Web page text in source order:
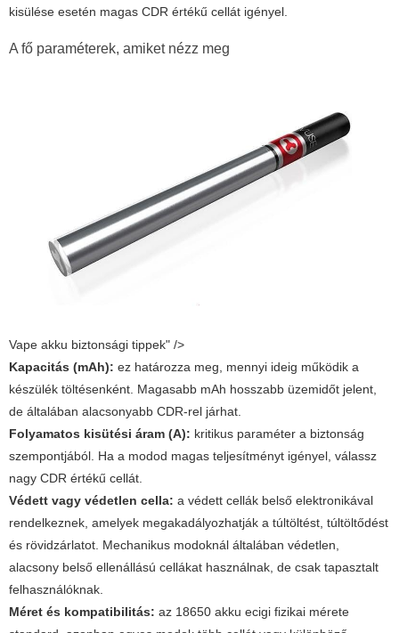
kisülése esetén magas CDR értékű cellát igényel.
A fő paraméterek, amiket nézz meg
Vape akku biztonsági tippek" />
Kapacitás (mAh): ez határozza meg, mennyi ideig működik a
készülék töltésenként. Magasabb mAh hosszabb üzemidőt jelent,
de általában alacsonyabb CDR-rel járhat.
Folyamatos kisütési áram (A): kritikus paraméter a biztonság
szempontjából. Ha a modod magas teljesítményt igényel, válassz
nagy CDR értékű cellát.
Védett vagy védetlen cella: a védett cellák belső elektronikával
rendelkeznek, amelyek megakadályozhatják a túltöltést, túltöltődést
és rövidzárlatot. Mechanikus modoknál általában védetlen,
alacsony belső ellenállású cellákat használnak, de csak tapasztalt
felhasználóknak.
Méret és kompatibilitás: az 18650 akku ecigi fizikai mérete